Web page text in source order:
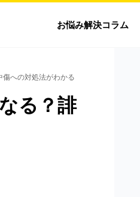
お悩み解決コラム
への対処法がわかる
る？誹